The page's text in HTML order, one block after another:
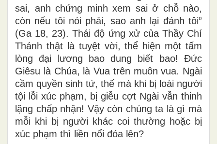
sai, anh chứng minh xem sai ở chỗ nào,
còn nếu tôi nói phải, sao anh lại đánh tôi”
(Ga 18, 23). Thái độ ứng xử của Thầy Chí
Thánh thật là tuyệt vời, thể hiện một tấm
lòng đại lương bao dung biết bao! Đức
Giêsu là Chúa, là Vua trên muôn vua. Ngài
cầm quyền sinh tử, thế mà khi bị loài người
tội lỗi xúc phạm, bị giễu cợt Ngài vẫn thinh
lặng chấp nhận! Vậy còn chúng ta là gì mà
mỗi khi bị người khác coi thường hoặc bị
xúc phạm thì liền nổi đóa lên?